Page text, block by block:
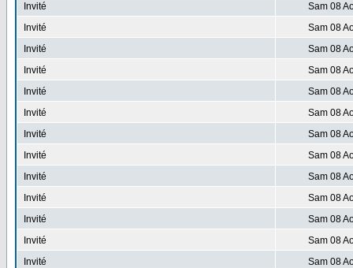
Invité
Sam 08
Invité
Sam 08
Invité
Sam 08
Invité
Sam 08
Invité
Sam 08
Invité
Sam 08
Invité
Sam 08
Invité
Sam 08
Invité
Sam 08
Invité
Sam 08
Invité
Sam 08
Invité
Sam 08
Invité
Sam 08